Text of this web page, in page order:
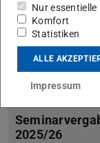
2025/26
Nur essentielle
Komfort
Statistiken
ALLE
Impressum